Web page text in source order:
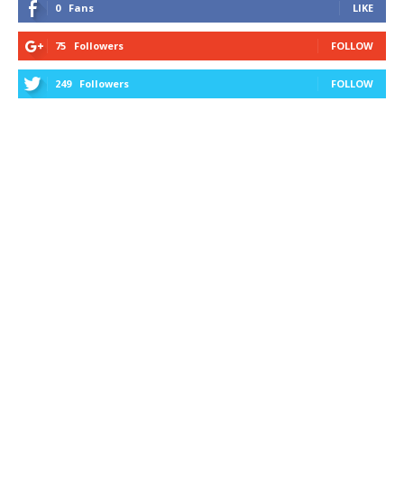
0 Fans LIKE
75 Followers FOLLOW
249 Followers FOLLOW